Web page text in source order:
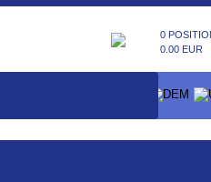
0
0.00 EUR